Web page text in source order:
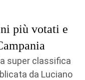
più votati e
super classifica
da Luciano